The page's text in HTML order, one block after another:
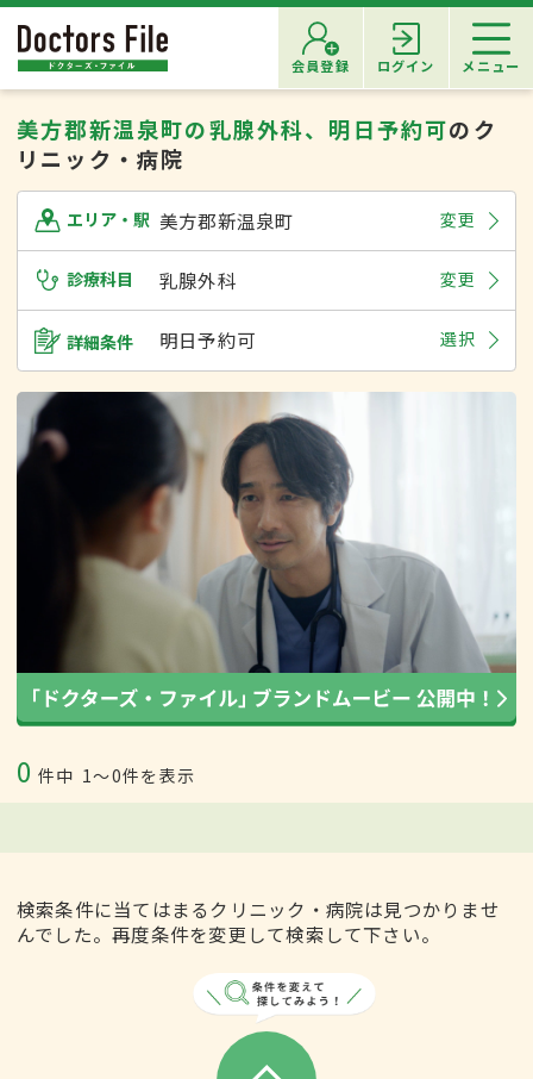
会員登録 ログイン メニュー
美方郡新温泉町の乳腺外科、明日予約可のク
リニック・病院
エリア・駅 美方郡新温泉町 変更
診療科目 乳腺外科 変更
詳細条件 明日予約可 選択
0 件中 1〜0件を表示
検索条件に当てはまるクリニック・病院は見つかりませ
んでした。再度条件を変更して検索して下さい。